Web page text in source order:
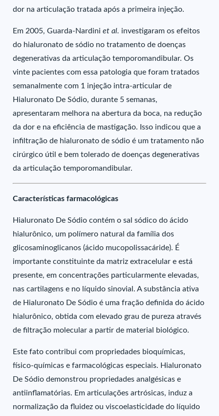
dor na articulação tratada após a primeira injeção.
Em 2005, Guarda-Nardiniet al. investigaram os efeitos
do hialuronato de sódio no tratamento de doenças
degenerativas da articulação temporomandibular. Os
vinte pacientes com essa patologia que foram tratados
semanalmente com 1 injeção intra-articular de
Hialuronato De Sódio, durante 5 semanas,
apresentaram melhora na abertura da boca, na redução
da dor e na eficiência de mastigação. Isso indicou que a
infiltração de hialuronato de sódio é um tratamento não
cirúrgico útil e bem tolerado de doenças degenerativas
da articulação temporomandibular.
Características farmacológicas
Hialuronato De Sódio contém o sal sódico do ácido
hialurônico, um polímero natural da família dos
glicosaminoglicanos (ácido mucopolissacáride). É
importante constituinte da matriz extracelular e está
presente, em concentrações particularmente elevadas,
nas cartilagens e no líquido sinovial. A substância ativa
de Hialuronato De Sódio é uma fração definida do ácido
hialurônico, obtida com elevado grau de pureza através
de filtração molecular a partir de material biológico.
Este fato contribui com propriedades bioquímicas,
físico-químicas e farmacológicas especiais. Hialuronato
De Sódio demonstrou propriedades analgésicas e
antiinflamatórias. Em articulações artrósicas, induz a
normalização da fluidez ou viscoelasticidade do líquido